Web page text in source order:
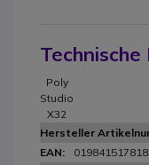
Poly
Studio
X32